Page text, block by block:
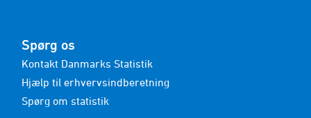
Spørg os
Kontakt Danmarks Statistik
Hjælp til erhvervsindberetning
Spørg om statistik